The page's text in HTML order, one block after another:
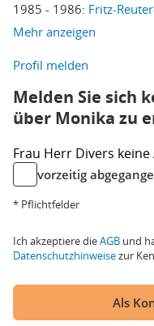
1985 - 1986: Fritz-
Mehr anzeigen
Profil melden
Melden Sie sich
über Monika zu
Frau Herr Divers keine
vorzeitig
* Pflichtfelder
Ich akzeptiere dieAGB und
Datenschutzhinweisezur
Als